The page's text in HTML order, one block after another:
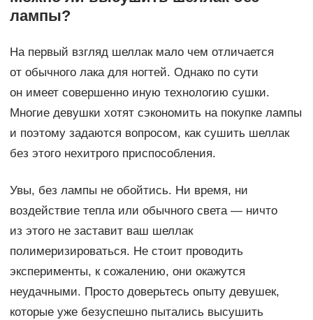
лампы?
На первый взгляд шеллак мало чем отличается
от обычного лака для ногтей. Однако по сути
он имеет совершенно иную технологию сушки.
Многие девушки хотят сэкономить на покупке лампы
и поэтому задаются вопросом, как сушить шеллак
без этого нехитрого приспособления.
Увы, без лампы не обойтись. Ни время, ни
воздействие тепла или обычного света — ничто
из этого не заставит ваш шеллак
полимеризироваться. Не стоит проводить
эксперименты, к сожалению, они окажутся
неудачными. Просто доверьтесь опыту девушек,
которые уже безуспешно пытались высушить